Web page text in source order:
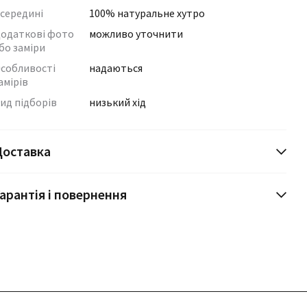
100% натуральне хутро
фото
заміри
можливо уточнити
надаються
підборів низький хід
і повернення